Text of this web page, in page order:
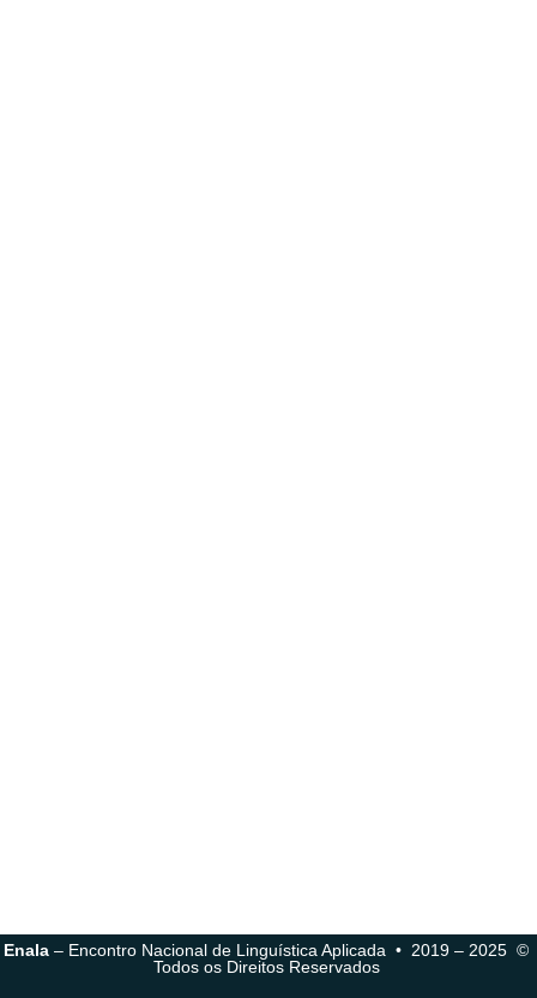
Enala – Encontro Nacional de Linguística Aplicada • 2019 – 2025 ©
Todos os Direitos Reservados